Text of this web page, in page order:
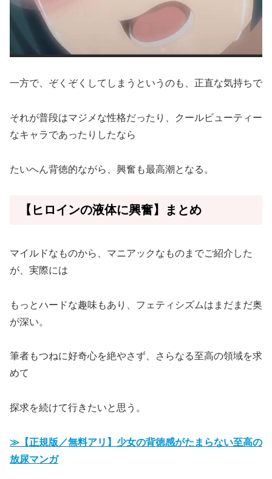
一方で、ぞくぞくしてしまうというのも、正直な気持ちで
それが普段はマジメな性格だったり、クールビューティー
なキャラであったりしたなら
たいへん背徳的ながら、興奮も最高潮となる。
【ヒロインの液体に興奮】まとめ
マイルドなものから、マニアックなものまでご紹介した
が、実際には
もっとハードな趣味もあり、フェティシズムはまだまだ奥
が深い。
筆者もつねに好奇心を絶やさず、さらなる至高の領域を求
めて
探求を続けて行きたいと思う。
≫【正規版／無料アリ】少女の背徳感がたまらない至高の
放尿マンガ